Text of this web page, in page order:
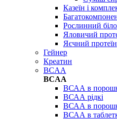
Казеїн і
Рослинний
Яловичий
Яєчний протеїн
Гейнер
Креатин
BCAA
BCAA
ВСАА в
ВСАА рідкі
ВСАА в
ВСАА в